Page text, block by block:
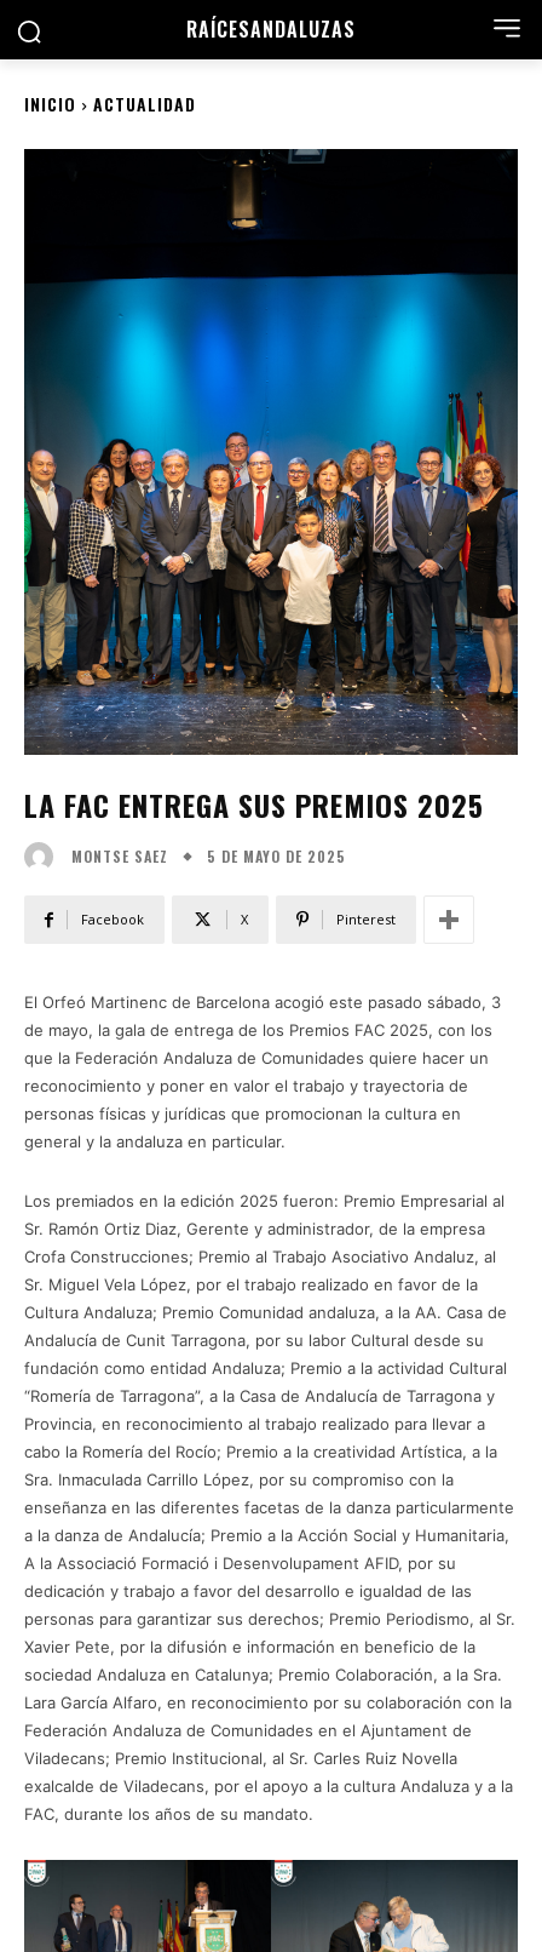
RAÍCESANDALUZAS
INICIO ACTUALIDAD
LA FAC ENTREGA SUS PREMIOS 2025
MONTSE SAEZ 5 DE MAYO DE 2025
Facebook X Pinterest
El Orfeó Martinenc de Barcelona acogió este pasado sábado, 3
de mayo, la gala de entrega de los Premios FAC 2025, con los
que la Federación Andaluza de Comunidades quiere hacer un
reconocimiento y poner en valor el trabajo y trayectoria de
personas físicas y jurídicas que promocionan la cultura en
general y la andaluza en particular.
Los premiados en la edición 2025 fueron: Premio Empresarial al
Sr. Ramón Ortiz Diaz, Gerente y administrador, de la empresa
Crofa Construcciones; Premio al Trabajo Asociativo Andaluz, al
Sr. Miguel Vela López, por el trabajo realizado en favor de la
Cultura Andaluza; Premio Comunidad andaluza, a la AA. Casa de
Andalucía de Cunit Tarragona, por su labor Cultural desde su
fundación como entidad Andaluza; Premio a la actividad Cultural
“Romería de Tarragona”, a la Casa de Andalucía de Tarragona y
Provincia, en reconocimiento al trabajo realizado para llevar a
cabo la Romería del Rocío; Premio a la creatividad Artística, a la
Sra. Inmaculada Carrillo López, por su compromiso con la
enseñanza en las diferentes facetas de la danza particularmente
a la danza de Andalucía; Premio a la Acción Social y Humanitaria,
A la Associació Formació i Desenvolupament AFID, por su
dedicación y trabajo a favor del desarrollo e igualdad de las
personas para garantizar sus derechos; Premio Periodismo, al Sr.
Xavier Pete, por la difusión e información en beneficio de la
sociedad Andaluza en Catalunya; Premio Colaboración, a la Sra.
Lara García Alfaro, en reconocimiento por su colaboración con la
Federación Andaluza de Comunidades en el Ajuntament de
Viladecans; Premio Institucional, al Sr. Carles Ruiz Novella
exalcalde de Viladecans, por el apoyo a la cultura Andaluza y a la
FAC, durante los años de su mandato.